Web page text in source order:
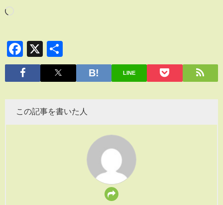
Facebook
X
有
LINE
この記事を書いた人